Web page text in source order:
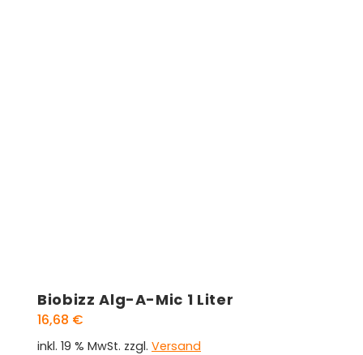
Biobizz Alg-A-Mic 1 Liter
16,68 €
inkl. 19 % MwSt. zzgl. Versand